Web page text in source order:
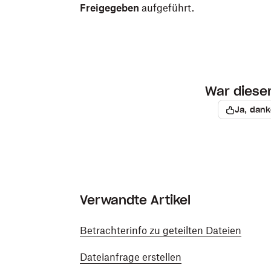
Freigegeben aufgeführt.
War
Ja,
Verwandte Artikel
Betrachterinfo zu geteilten Dateien
Dateianfrage erstellen